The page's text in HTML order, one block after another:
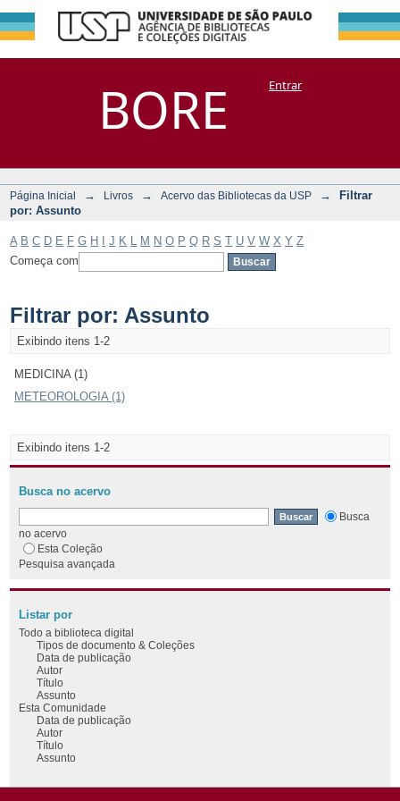
BORE
Filtrar por:
Assunto
DSpace/Manakin + CoriscoEntrar
Página Inicial → Livros → Acervo das Bibliotecas da USP →
Filtrar
por: Assunto
A B C D E F G H J K M N O P Q R S T U V W X Y Z
Começa com
Filtrar por: Assunto
Exibindo itens 1-2
MEDICINA (1)
METEOROLOGIA (1)
Exibindo itens 1-2
Busca no acervo
Busca
no acervo
Esta Coleção
Pesquisa avançada
Listar por
Todo a biblioteca digital
Tipos de documento & Coleções
Data de publicação
Autor
Título
Assunto
Esta Comunidade
Data de publicação
Autor
Título
Assunto